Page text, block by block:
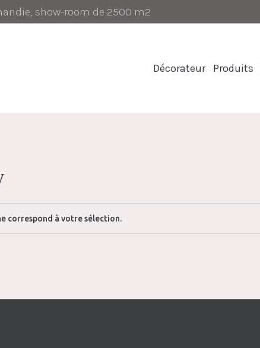
show-room de 2500 m2
Décorateur Produits
correspond à votre sélection.